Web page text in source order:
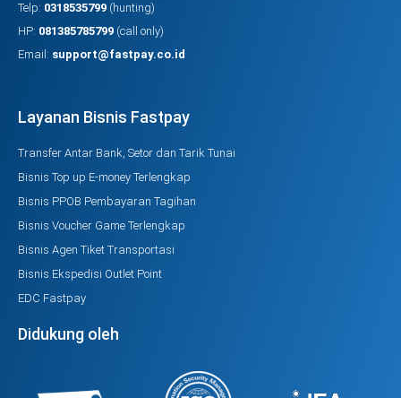
Telp: 0318535799 (hunting)
HP: 081385785799 (call only)
Email: support@fastpay.co.id
Layanan Bisnis Fastpay
Transfer Antar Bank, Setor dan Tarik Tunai
Bisnis Top up E-money Terlengkap
Bisnis PPOB Pembayaran Tagihan
Bisnis Voucher Game Terlengkap
Bisnis Agen Tiket Transportasi
Bisnis Ekspedisi Outlet Point
EDC Fastpay
Didukung oleh